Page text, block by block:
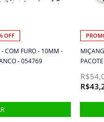
OFF
- COM FURO - 10MM -
- 054769